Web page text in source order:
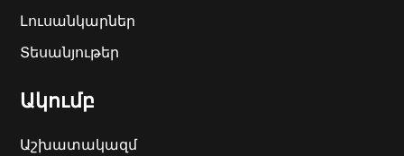
Լուսանկարներ
Տեսանյութեր
Ակումբ
Աշխատակազմ